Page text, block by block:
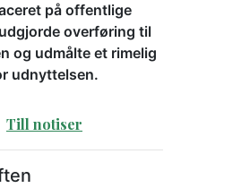
på offentlige
overføring til
og udmålte et rimelig
udnyttelsen.
Till notiser